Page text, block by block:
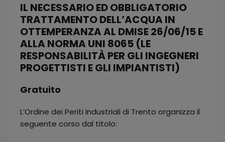
IL NECESSARIO ED OBBLIGATORIO
TRATTAMENTO DELL’ACQUA IN
OTTEMPERANZA AL DMISE 26/06/15 E
ALLA NORMA UNI 8065 (LE
RESPONSABILITÀ PER GLI INGEGNERI
PROGETTISTI E GLI IMPIANTISTI)
Gratuito
L’Ordine dei Periti Industriali di Trento organizza il
seguente corso dal titolo: